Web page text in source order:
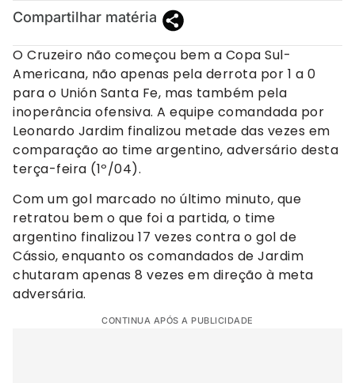
Compartilhar matéria
O Cruzeiro não começou bem a Copa Sul-
Americana, não apenas pela derrota por 1 a 0
para o Unión Santa Fe, mas também pela
inoperância ofensiva. A equipe comandada por
Leonardo Jardim finalizou metade das vezes em
comparação ao time argentino, adversário desta
terça-feira (1º/04).
Com um gol marcado no último minuto, que
retratou bem o que foi a partida, o time
argentino finalizou 17 vezes contra o gol de
Cássio, enquanto os comandados de Jardim
chutaram apenas 8 vezes em direção à meta
adversária.
CONTINUA APÓS A PUBLICIDADE